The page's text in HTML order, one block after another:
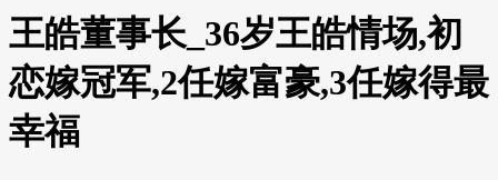
王皓董事长_36岁王皓情场,初
恋嫁冠军,2任嫁富豪,3任嫁得最
幸福